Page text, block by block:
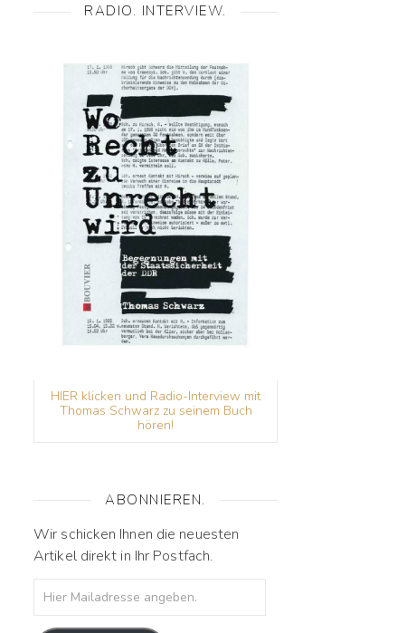
RADIO. INTERVIEW.
HIER klicken und Radio-Interview mit
Thomas Schwarz zu seinem Buch
hören!
ABONNIEREN.
Wir schicken Ihnen die neuesten
Artikel direkt in Ihr Postfach.
Hier Mailadresse angeben.